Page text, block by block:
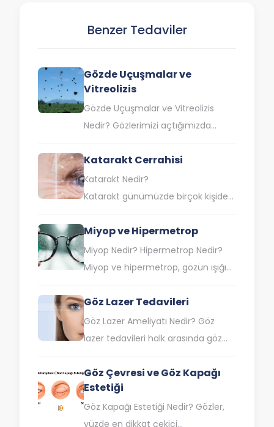
Benzer Tedaviler
Gözde Uçuşmalar ve
Vitreolizis
Gözde Uçuşmalar ve Vitreolizis
Nedir? Gözlerimizi açtığımızda
bekleriz. Fakat bazen görüşümüzü
engelleyen ve can…
Katarakt Cerrahisi
Katarakt Nedir?
Katarakt günümüzde birçok kişide
olan göz hastalıklarından biridir. Göz
içinde normalde saydam yapıdan
olan lensin…
Miyop ve Hipermetrop
Miyop Nedir? Hipermetrop Nedir?
Miyop ve hipermetrop, gözün ışığı
odaklayamamasından kaynaklanan
refraktif hatalardır. Miyop, gözün
uzak mesafelerdeki nesneleri…
Göz Lazer Tedavileri
Göz Lazer Ameliyatı Nedir? Göz
lazer tedavileri halk arasında göz
ameliyatı, saydam tabaka olan
korneanın lazer ışınıyla…
Göz Çevresi ve Göz Kapağı
Estetiği
Göz Kapağı Estetiği Nedir? Gözler,
yüzde en dikkat çekici